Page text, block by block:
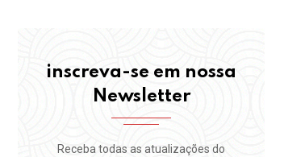
inscreva-se em nossa
Newsletter
Receba todas as atualizações do